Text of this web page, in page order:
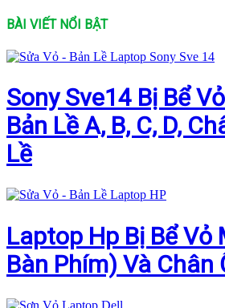
BÀI VIẾT NỔI BẬT
Sony Sve14 Bị Bể
Bản Lề A, B, C, D,
Lề
Laptop Hp Bị Bể Vỏ
Bàn Phím) Và Chân